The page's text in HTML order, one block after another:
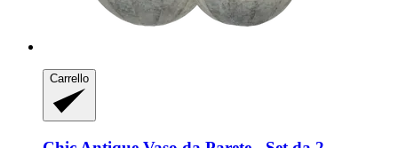
Carrello